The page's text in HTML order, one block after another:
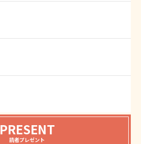
PRESENT
読者プレゼント